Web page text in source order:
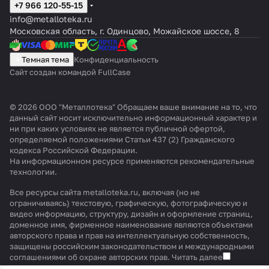
+7 966 120-55-15
info@metalloteka.ru
Московская область, г. Одинцово, Можайское шоссе, 8
Темная тема Конфиденциальность
Сайт создан командой FullCase
© 2026 ООО "Металлотека" Обращаем ваше внимание на то, что
данный сайт носит исключительно информационный характер и
ни при каких условиях не является публичной офертой,
определяемой положениями Статьи 437 (2) Гражданского
кодекса Российской Федерации.
На информационном ресурсе применяются рекомендательные
технологии.
Все ресурсы сайта metalloteka.ru, включая (но не
ограничиваясь) текстовую, графическую, фотографическую и
видео информацию, структуру, дизайн и оформление страниц,
доменное имя, фирменное наименование являются объектами
авторского права и прав на интеллектуальную собственность,
защищены российским законодательством и международными
соглашениями об охране авторских прав. Читать далее